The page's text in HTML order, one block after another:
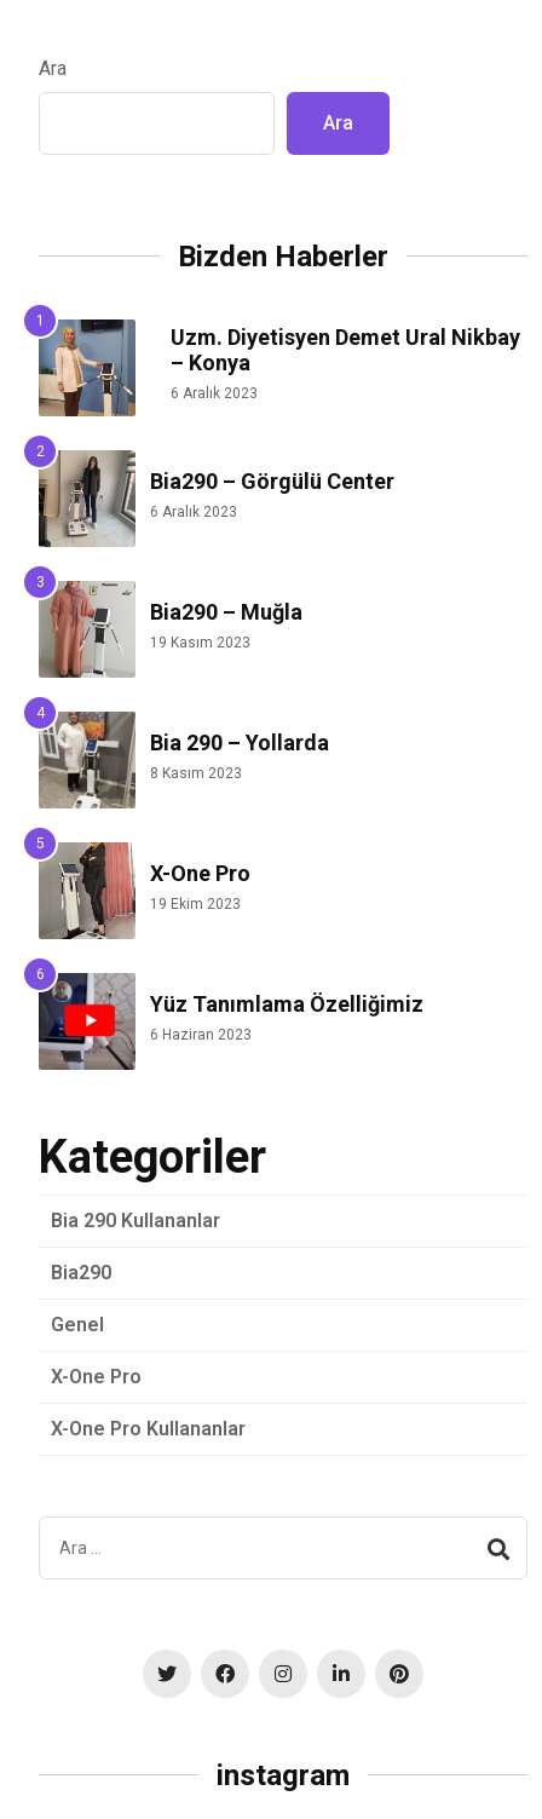
Ara
Ara
Bizden Haberler
Uzm. Diyetisyen Demet Ural Nikbay
– Konya
6 Aralık 2023
Bia290 – Görgülü Center
6 Aralık 2023
Bia290 – Muğla
19 Kasım 2023
Bia 290 – Yollarda
8 Kasım 2023
X-One Pro
19 Ekim 2023
Yüz Tanımlama Özelliğimiz
6 Haziran 2023
Kategoriler
Bia 290 Kullananlar
Bia290
Genel
X-One Pro
X-One Pro Kullananlar
instagram